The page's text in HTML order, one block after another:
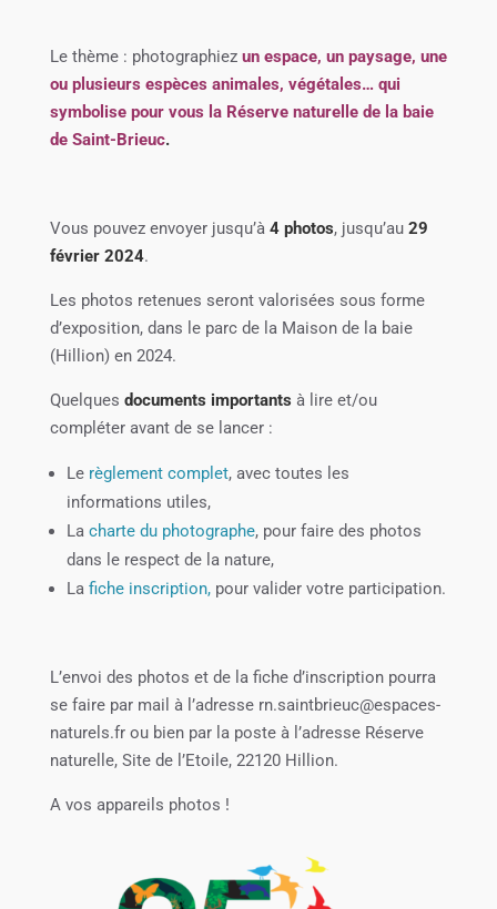
Le thème : photographiez un espace, un paysage, une
ou plusieurs espèces animales, végétales… qui
symbolise pour vous la Réserve naturelle de la baie
de Saint-Brieuc.
Vous pouvez envoyer jusqu’à 4 photos, jusqu’au 29
février 2024.
Les photos retenues seront valorisées sous forme
d’exposition, dans le parc de la Maison de la baie
(Hillion) en 2024.
Quelques documents importants à lire et/ou
compléter avant de se lancer :
Le règlement complet, avec toutes les
informations utiles,
La charte du photographe, pour faire des photos
dans le respect de la nature,
La fiche inscription, pour valider votre participation.
L’envoi des photos et de la fiche d’inscription pourra
se faire par mail à l’adresse rn.saintbrieuc@espaces-
naturels.fr ou bien par la poste à l’adresse Réserve
naturelle, Site de l’Etoile, 22120 Hillion.
A vos appareils photos !